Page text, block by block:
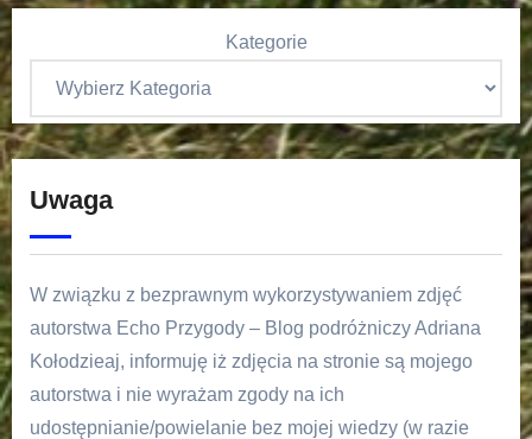
Kategorie
Uwaga
W związku z bezprawnym wykorzystywaniem zdjęć
autorstwa Echo Przygody – Blog podróżniczy Adriana
Kołodzieaj, informuję iż zdjęcia na stronie są mojego
autorstwa i nie wyrażam zgody na ich
udostępnianie/powielanie bez mojej wiedzy (w razie